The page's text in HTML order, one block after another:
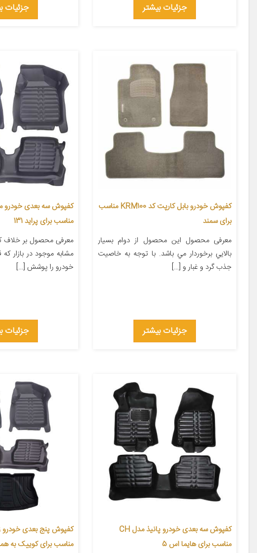
جزئیات بیشتر جزئیات
کفپوش خودرو بابل کارپت کد KRM100 مناسب
برای سمند
معرفی محصول این محصول از دوام بسيار
بالايي برخوردار مي باشد. با توجه به خاصيت
جذب گرد و غبار و […]
جزئیات بیشتر
مناسب برای پراید 131
مشابه موجود در بازار
خودرو را پوشش […]
جزئیات
کفپوش سه بعدی خودرو پانیذ مدل CH
مناسب برای هایما اس 5
مناسب برای کوییک به